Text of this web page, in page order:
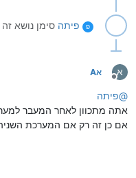
פ פיתה סימן נושא
א
מנותק
אA
@פיתה
אתה מתכוון לאחר המעבר
אם כן זה רק אם המערכת